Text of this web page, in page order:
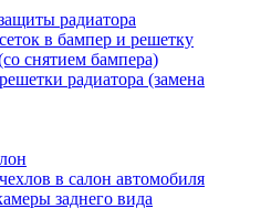
радиатора
в бампер и решетку
снятием бампера)
радиатора (замена
в салон автомобиля
заднего вида